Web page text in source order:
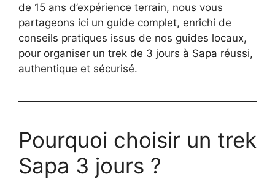
de 15 ans d’expérience terrain, nous vous
partageons ici un guide complet, enrichi de
conseils pratiques issus de nos guides locaux,
pour organiser un trek de 3 jours à Sapa réussi,
authentique et sécurisé.
Pourquoi choisir un trek
Sapa 3 jours ?